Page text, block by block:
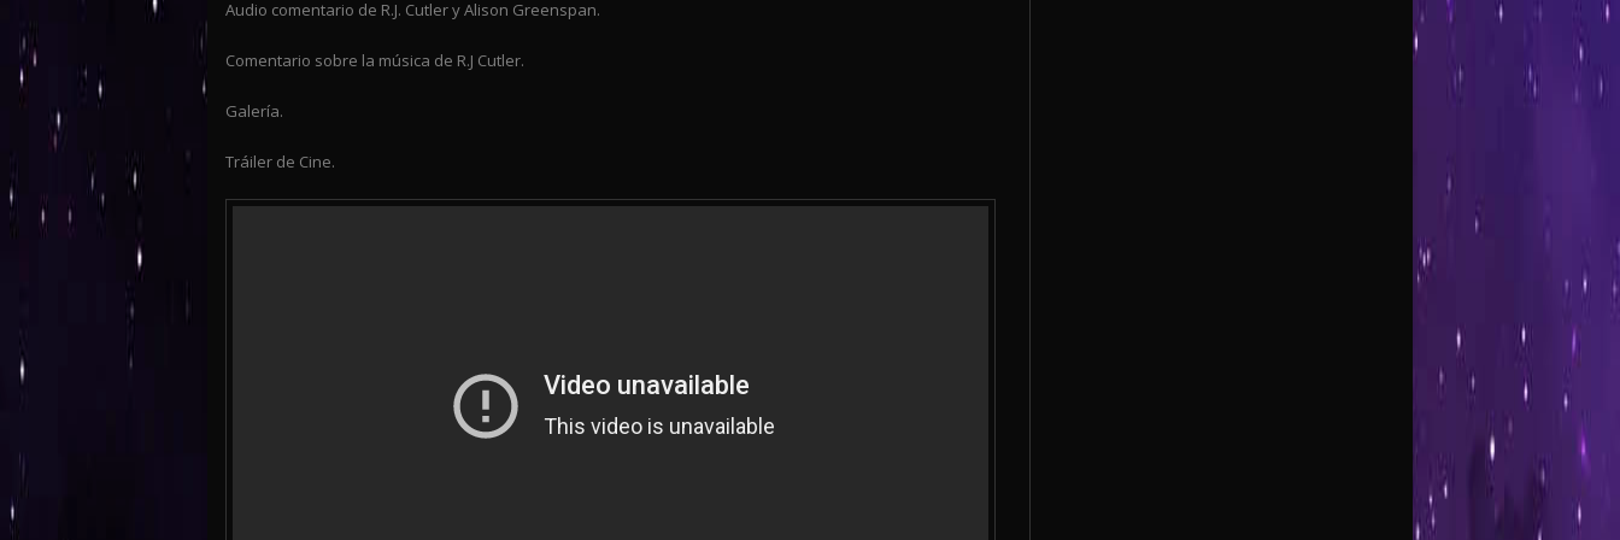
Audio comentario de R.J. Cutler y Alison Greenspan.
Comentario sobre la música de R.J Cutler.
Galería.
Tráiler de Cine.